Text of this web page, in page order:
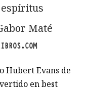
Maté
Hubert Evans de
en best